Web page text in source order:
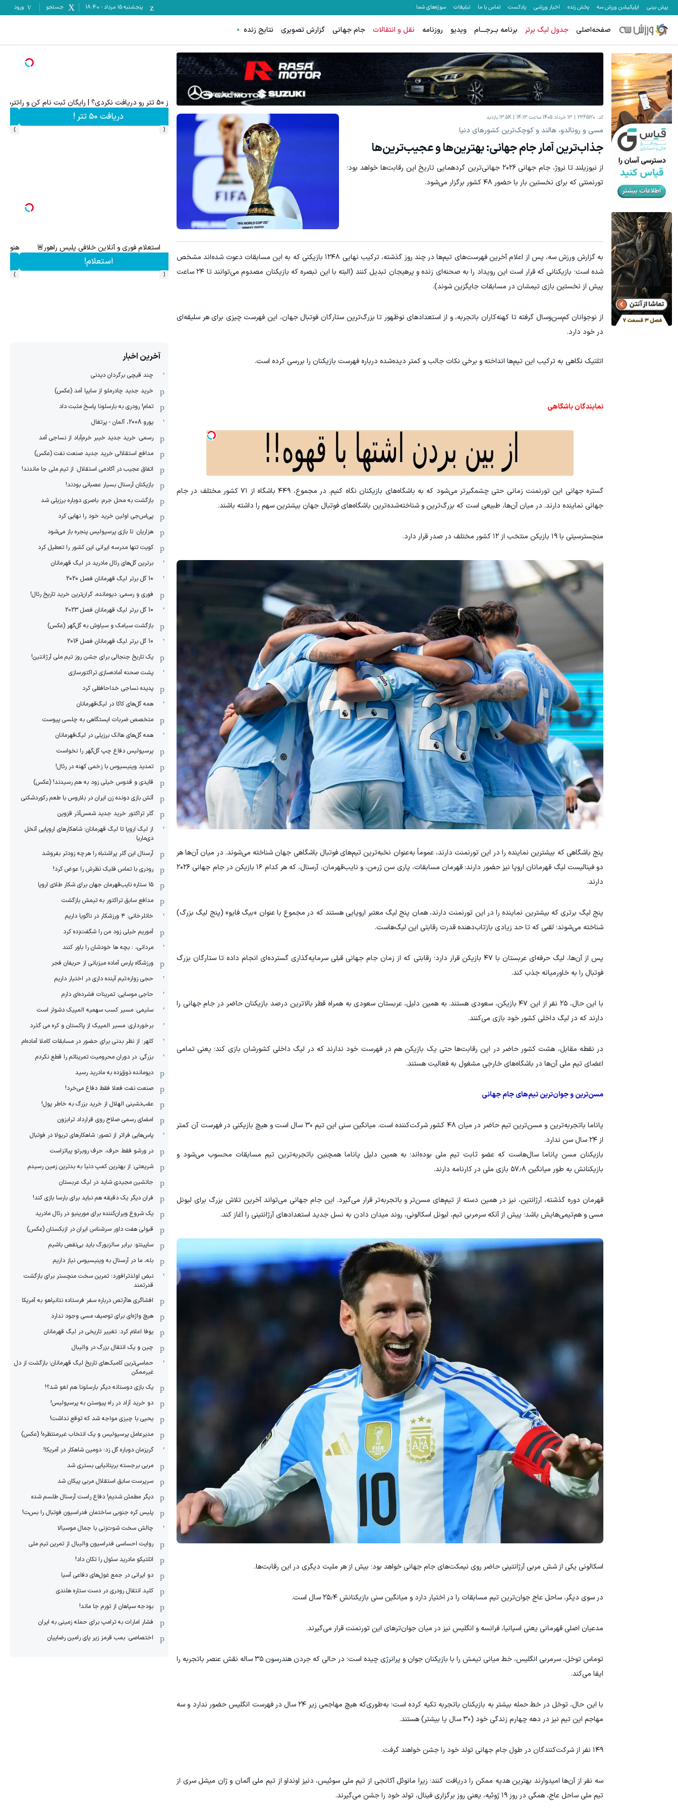
پیش بینی اپلیکیشن ورزش سه پخش زنده اخبار ورزشی پادکست تماس با ما تبلیغات سوژه‌های شما پنجشنبه ۱۵ مرداد -
18:40 جستجو ورود
صفحه‌اصلی جدول لیگ برتر برنامه بــرجـــام ویدیو روزنامه نقل و انتقالات جام جهانی گزارش تصویری نتایج زنده
کد: 2365120 13 خرداد 1405 ساعت 14:13 13.5K بازدید
مسی و رونالدو، هالند و کوچک‌ترین کشورهای دنیا
جذاب‌ترین آمار جام جهانی: بهترین‌ها و عجیب‌ترین‌ها
از نیوزیلند تا نروژ، جام جهانی ۲۰۲۶ جهانی‌ترین گردهمایی تاریخ این رقابت‌ها خواهد بود؛
تورنمنتی که برای نخستین بار با حضور ۴۸ کشور برگزار می‌شود.
به گزارش ورزش سه، پس از اعلام آخرین فهرست‌های تیم‌ها در چند روز گذشته، ترکیب نهایی ۱۲۴۸ بازیکنی که به این مسابقات دعوت شده‌اند مشخص
شده است؛ بازیکنانی که قرار است این رویداد را به صحنه‌ای زنده و پرهیجان تبدیل کنند (البته با این تبصره که بازیکنان مصدوم می‌توانند تا ۲۴ ساعت
پیش از نخستین بازی تیمشان در مسابقات جایگزین شوند).
از نوجوانان کم‌سن‌وسال گرفته تا کهنه‌کاران باتجربه، و از استعدادهای نوظهور تا بزرگ‌ترین ستارگان فوتبال جهان، این فهرست چیزی برای هر سلیقه‌ای
در خود دارد.
اتلتیک نگاهی به ترکیب این تیم‌ها انداخته و برخی نکات جالب و کمتر دیده‌شده درباره فهرست بازیکنان را بررسی کرده است.
نمایندگان باشگاهی
گستره جهانی این تورنمنت زمانی حتی چشمگیرتر می‌شود که به باشگاه‌های بازیکنان نگاه کنیم. در مجموع، ۴۴۹ باشگاه از ۷۱ کشور مختلف در جام
جهانی نماینده دارند. در میان آن‌ها، طبیعی است که بزرگ‌ترین و شناخته‌شده‌ترین باشگاه‌های فوتبال جهان بیشترین سهم را داشته باشند.
منچسترسیتی با ۱۹ بازیکن منتخب از ۱۲ کشور مختلف در صدر قرار دارد.
پنج باشگاهی که بیشترین نماینده را در این تورنمنت دارند، عموماً به‌عنوان نخبه‌ترین تیم‌های فوتبال باشگاهی جهان شناخته می‌شوند. در میان آن‌ها هر
دو فینالیست لیگ قهرمانان اروپا نیز حضور دارند: قهرمان مسابقات، پاری سن ژرمن، و نایب‌قهرمان، آرسنال، که هر کدام ۱۶ بازیکن در جام جهانی ۲۰۲۶
دارند.
پنج لیگ برتری که بیشترین نماینده را در این تورنمنت دارند، همان پنج لیگ معتبر اروپایی هستند که در مجموع با عنوان «بیگ فایو» (پنج لیگ بزرگ)
شناخته می‌شوند؛ لقبی که تا حد زیادی بازتاب‌دهنده قدرت رقابتی این لیگ‌هاست.
پس از آن‌ها، لیگ حرفه‌ای عربستان با ۴۷ بازیکن قرار دارد؛ رقابتی که از زمان جام جهانی قبلی سرمایه‌گذاری گسترده‌ای انجام داده تا ستارگان بزرگ
فوتبال را به خاورمیانه جذب کند.
با این حال، ۲۵ نفر از این ۴۷ بازیکن، سعودی هستند. به همین دلیل، عربستان سعودی به همراه قطر بالاترین درصد بازیکنان حاضر در جام جهانی را
دارند که در لیگ داخلی کشور خود بازی می‌کنند.
در نقطه مقابل، هشت کشور حاضر در این رقابت‌ها حتی یک بازیکن هم در فهرست خود ندارند که در لیگ داخلی کشورشان بازی کند؛ یعنی تمامی
اعضای تیم ملی آن‌ها در باشگاه‌های خارجی مشغول به فعالیت هستند.
مسن‌ترین و جوان‌ترین تیم‌های جام جهانی
پاناما باتجربه‌ترین و مسن‌ترین تیم حاضر در میان ۴۸ کشور شرکت‌کننده است. میانگین سنی این تیم ۳۰ سال است و هیچ بازیکنی در فهرست آن کمتر
از ۲۴ سال سن ندارد.
بازیکنان مسن پاناما سال‌هاست که عضو ثابت تیم ملی بوده‌اند؛ به همین دلیل پاناما همچنین باتجربه‌ترین تیم مسابقات محسوب می‌شود و
بازیکنانش به طور میانگین ۵۷٫۸ بازی ملی در کارنامه دارند.
قهرمان دوره گذشته، آرژانتین، نیز در همین دسته از تیم‌های مسن‌تر و باتجربه‌تر قرار می‌گیرد. این جام جهانی می‌تواند آخرین تلاش بزرگ برای لیونل
مسی و هم‌تیمی‌هایش باشد؛ پیش از آنکه سرمربی تیم، لیونل اسکالونی، روند میدان دادن به نسل جدید استعدادهای آرژانتینی را آغاز کند.
اسکالونی یکی از شش مربی آرژانتینی حاضر روی نیمکت‌های جام جهانی خواهد بود؛ بیش از هر ملیت دیگری در این رقابت‌ها.
در سوی دیگر، ساحل عاج جوان‌ترین تیم مسابقات را در اختیار دارد و میانگین سنی بازیکنانش ۲۵٫۴ سال است.
مدعیان اصلی قهرمانی یعنی اسپانیا، فرانسه و انگلیس نیز در میان جوان‌ترهای این تورنمنت قرار می‌گیرند.
توماس توخل، سرمربی انگلیس، خط میانی تیمش را با بازیکنان جوان و پرانرژی چیده است؛ در حالی که جردن هندرسون ۳۵ ساله نقش عنصر باتجربه را
ایفا می‌کند.
با این حال، توخل در خط حمله بیشتر به بازیکنان باتجربه تکیه کرده است؛ به‌طوری‌که هیچ مهاجمی زیر ۲۴ سال در فهرست انگلیس حضور ندارد و سه
مهاجم این تیم نیز در دهه چهارم زندگی خود (۳۰ سال یا بیشتر) هستند.
۱۴۹ نفر از شرکت‌کنندگان در طول جام جهانی تولد خود را جشن خواهند گرفت.
سه نفر از آن‌ها امیدوارند بهترین هدیه ممکن را دریافت کنند؛ زیرا مانوئل آکانجی از تیم ملی سوئیس، دنیز اونداو از تیم ملی آلمان و ژان میشل سری از
تیم ملی ساحل عاج، همگی در روز ۱۹ ژوئیه، یعنی روز برگزاری فینال، تولد خود را جشن می‌گیرند.
هنوز 50 تتر رو دریافت نکردی؟ | رایگان ثبت نام کن و رایگان شروع کن!
دریافت 50 تتر !
تترهات رو بیشتر کن! (۵۵٪ سود تتری با طرح ویژه بیت‌پین) سود کلان برای مدیران عامل با شرکت در مناقصات و مزایدات ایران تندر
اشتراک با تخفیف
به بزرگترین جشنواره ایمپلنت تهران سر بزنید ! | فقط ۲۵ میلیون !
رزرورایگان نوبت
‹
›
استعلام فوری و آنلاین خلافی پلیس راهور🚨
استعلام! دریافت 50 تتر ! استعلام!
استعلام آنلاین خلافی خودرو 👈با کد ملی و پلاک،
استعلام!
‹
›
آخرین اخبار
چند قیچی برگردان دیدنی
خرید جدید چادرملو از سایپا آمد (عکس)
تمام! رودری به بارسلونا پاسخ مثبت داد
یورو 2008، آلمان - پرتغال
رسمی: خرید جدید خیبر خرم‌آباد از نساجی آمد
مدافع استقلالی خرید جدید صنعت نفت (عکس)
اتفاق عجیب در آکادمی استقلال: از تیم ملی جا ماندند!
بازیکنان آرسنال بسیار عصبانی بودند!
بازگشت به محل جرم: باصری دوباره برزیلی شد
پی‌اس‌جی اولین خرید خود را نهایی کرد
هزاریان: تا بازی پرسپولیس پنجره باز می‌شود
کویت تنها مدرسه ایرانی این کشور را تعطیل کرد
برترین گل‌های رئال مادرید در لیگ قهرمانان
10 گل برتر لیگ قهرمانان فصل 2020
فوری و رسمی: دیومانده، گران‌ترین خرید تاریخ رئال!
10 گل برتر لیگ قهرمانان فصل 2023
بازگشت سیامک و سیاوش به گل‌گهر (عکس)
10 گل برتر لیگ قهرمانان فصل 2016
یک تاریخ جنجالی برای جشن روز تیم ملی آرژانتین!
پشت صحنه آماده‌سازی تراکتورسازی
پدیده نساجی خداحافظی کرد
همه گل‌های کاکا در لیگ‌قهرمانان
متخصص ضربات ایستگاهی به چلسی پیوست
همه گل‌های هالک برزیلی در لیگ‌قهرمانان
پرسپولیس دفاع چپ گل‌گهر را نخواست
تمدید وینیسیوس با زخمی کهنه در رئال!
قایدی و قدوس خیلی زود به هم رسیدند! (عکس)
آتش بازی دونده زن ایران در بلاروس با طعم رکوردشکنی
گلر تراکتور خرید جدید شمس‌آذر قزوین
از لیگ اروپا تا لیگ قهرمانان؛ شاهکارهای اروپایی آنخل
دی‌ماریا
آرسنال این گلر پراشتباه را هرچه زودتر بفروشد
رودری با تماس فلیک نظرش را عوض کرد!
١۵ ستاره نایب‌قهرمان جهان برای شکار طلای اروپا
مدافع سابق تراکتور به تیمش بازگشت
خانلرخانی: ۴ ورزشکار در ناگویا داریم
آموریم خیلی زود من را شگفت‌زده کرد
مردانی، : بچه ها خودشان را باور کنند
ورزشگاه پارس آماده میزبانی از حریفان فجر
حجی زواره:تیم آینده داری در اختیار داریم
حاجی موسایی: تمرینات فشرده‌ای دارم
سلیمی: مسیر کسب سهمیه المپیک دشوار است
برخورداری: مسیر المپیک از پاکستان و کره می گذرد
کلهر: از نظر بدنی برای حضور در مسابقات کاملا آماده‌ام
بزرگی: در دوران محرومیت تمریناتم را قطع نکردم
دیومانده ذوق‌زده به مادرید رسید
صنعت نفت فعلا فقط دفاع می‌خرد!
عقب‌نشینی الهلال از خرید بزرگ به خاطر پول!
امضای رسمی صلاح روی قرارداد ترابزون
پاس‌هایی فراتر از تصور؛ شاهکارهای تریولا در فوتبال
در ورشو فقط حرف، حرف روبرتو پیاتزاست
شریعتی: از بهترین کمپ‌ دنیا به بدترین زمین‌ رسیدم
جانشین مجیدی شاید در لیگ عربستان
فران دیگر یک دقیقه هم نباید برای بارسا بازی کند!
یک شروع ویران‌کننده برای مورینیو در رئال مادرید
قبولی هفت داور سرشناس ایران در ازبکستان (عکس)
ساپینتو: برابر سالزبورگ باید بی‌نقص باشیم
بله، ما در آرسنال به وینیسیوس نیاز داریم
نبض اولدترافورد؛ تمرین سخت منچستر برای بازگشت
قدرتمند
افشاگری هاآرتص درباره سفر فرستاده نتانیاهو به آمریکا
هیچ واژه‌ای برای توصیف مسی وجود ندارد
یوفا اعلام کرد: تغییر تاریخی در لیگ قهرمانان
چین و یک انتقال بزرگ در والیبال
حماسی‌ترین کامبک‌های تاریخ لیگ قهرمانان؛ بازگشت از دل
غیرممکن
یک بازی دوستانه دیگر بارسلونا هم لغو شد؟!
دو خرید آزاد در راه پیوستن به پرسپولیس!
یحیی با چیزی مواجه شد که توقع نداشت!
مدیرعامل پرسپولیس و یک انتخاب غیرمنتظره! (عکس)
گریزمان دوباره گل زد؛ دومین شاهکار در آمریکا!
مربی برجسته بریتانیایی بستری شد
سرپرست سابق استقلال مربی پیکان شد
دیگر مطمئن شدیم! دفاع راست آرسنال طلسم شده
پلیس کره ‌جنوبی ساختمان فدراسیون فوتبال را بست!
چالش سخت شوت‌زنی با جمال موسیالا
روایت احساسی فدراسیون والیبال از تمرین تیم ملی
اتلتیکو مادرید سئول را تکان داد!
دو ایرانی در جمع غول‌های دفاعی آسیا
کلید انتقال رودری در دست ستاره هلندی
بودجه سپاهان از تورم جا ماند!
فشار امارات به ترامپ برای حمله زمینی به ایران
اختصاصی: بمب قرمز زیر پای رامین رضاییان